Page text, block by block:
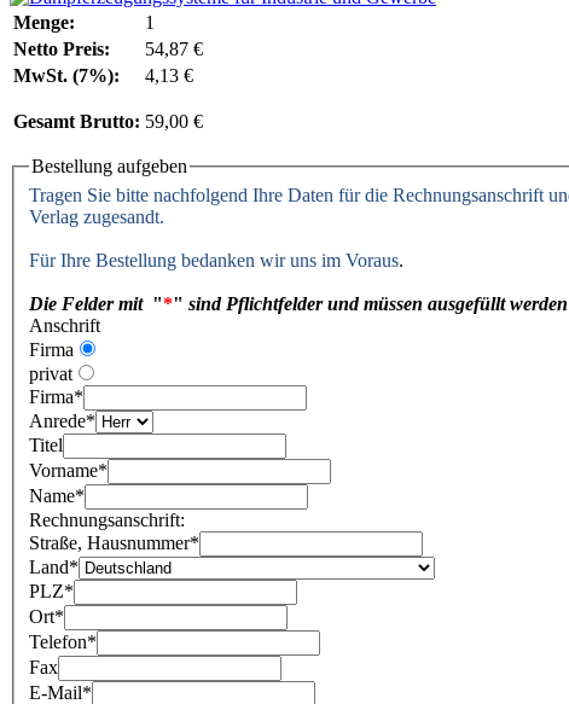
Menge:
1
Netto Preis:
54,87 €
MwSt. (7%):
4,13 €
Gesamt Brutto: 59,00 €
Bestellung aufgeben
Tragen Sie bitte nachfolgend Ihre Daten für die Rechnungsanschrift
Verlag zugesandt.
Für Ihre Bestellung bedanken wir uns im Voraus.
Die Felder mit"*" sind Pflichtfelder und müssen ausgefüllt
Anschrift
Firma
privat
Firma*
Anrede*
Titel
Vorname*
Name*
Rechnungsanschrift:
Straße, Hausnummer*
Land*
PLZ*
Ort*
Telefon*
Fax
E-Mail*